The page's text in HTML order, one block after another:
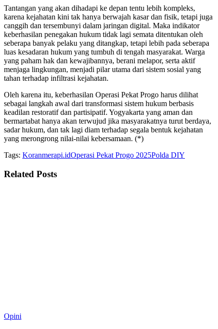
Tantangan yang akan dihadapi ke depan tentu lebih kompleks,
karena kejahatan kini tak hanya berwajah kasar dan fisik, tetapi juga
canggih dan tersembunyi dalam jaringan digital. Maka indikator
keberhasilan penegakan hukum tidak lagi semata ditentukan oleh
seberapa banyak pelaku yang ditangkap, tetapi lebih pada seberapa
luas kesadaran hukum yang tumbuh di tengah masyarakat. Warga
yang paham hak dan kewajibannya, berani melapor, serta aktif
menjaga lingkungan, menjadi pilar utama dari sistem sosial yang
tahan terhadap infiltrasi kejahatan.
Oleh karena itu, keberhasilan Operasi Pekat Progo harus dilihat
sebagai langkah awal dari transformasi sistem hukum berbasis
keadilan restoratif dan partisipatif. Yogyakarta yang aman dan
bermartabat hanya akan terwujud jika masyarakatnya turut berdaya,
sadar hukum, dan tak lagi diam terhadap segala bentuk kejahatan
yang merongrong nilai-nilai kebersamaan. (*)
Tags: Koranmerapi.idOperasi Pekat Progo 2025Polda DIY
Related Posts
Opini